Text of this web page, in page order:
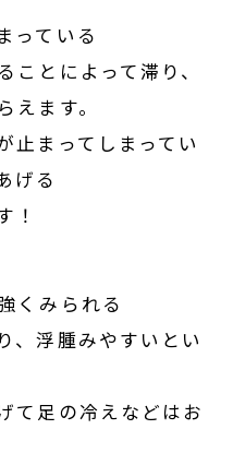
っている
ことによって滞り、
えます。
止まってしまってい
げる
！
くみられる
、浮腫みやすいとい
て足の冷えなどはお